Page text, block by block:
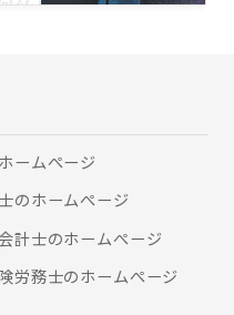
ームぺージ
のホームぺージ
計士のホームぺージ
労務士のホームぺージ